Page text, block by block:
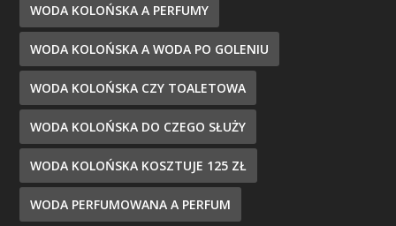
WODA KOLOŃSKA A PERFUMY
WODA KOLOŃSKA A WODA PO GOLENIU
WODA KOLOŃSKA CZY TOALETOWA
WODA KOLOŃSKA DO CZEGO SŁUŻY
WODA KOLOŃSKA KOSZTUJE 125 ZŁ
WODA PERFUMOWANA A PERFUM